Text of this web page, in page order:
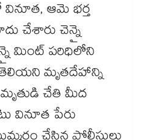
ఆమె భర్త
చేశారు చెన్నై
మింట్ పరిధిలోని
తెలియని మృతదేహాన్ని
మృతుడి చేతి మీద
వినూత పేరు